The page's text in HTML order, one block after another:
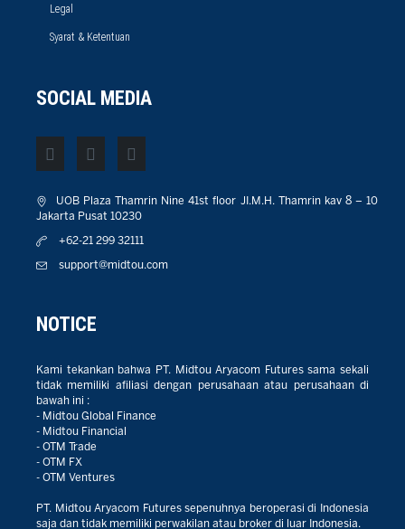
Legal
Syarat & Ketentuan
SOCIAL MEDIA
UOB Plaza Thamrin Nine 41st floor JI.M.H. Thamrin kav 8 – 10
Jakarta Pusat 10230
+62-21 299 32111
support@midtou.com
NOTICE
Kami tekankan bahwa PT. Midtou Aryacom Futures sama sekali
tidak memiliki afiliasi dengan perusahaan atau perusahaan di
bawah ini :
- Midtou Global Finance
- Midtou Financial
- OTM Trade
- OTM FX
- OTM Ventures
PT. Midtou Aryacom Futures sepenuhnya beroperasi di Indonesia
saja dan tidak memiliki perwakilan atau broker di luar Indonesia.